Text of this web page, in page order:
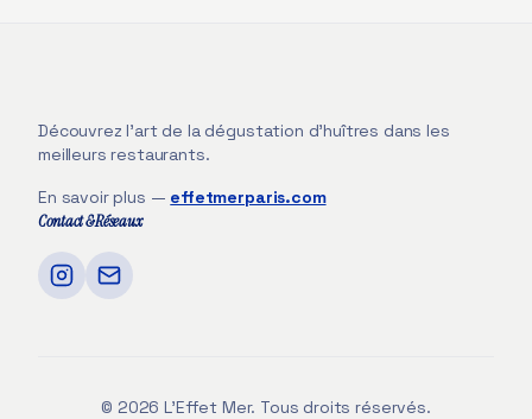
Découvrez l'art de la dégustation d'huîtres dans les
meilleurs restaurants.
En savoir plus — effetmerparis.com
Contact & Réseaux
© 2026 L'Effet Mer. Tous droits réservés.